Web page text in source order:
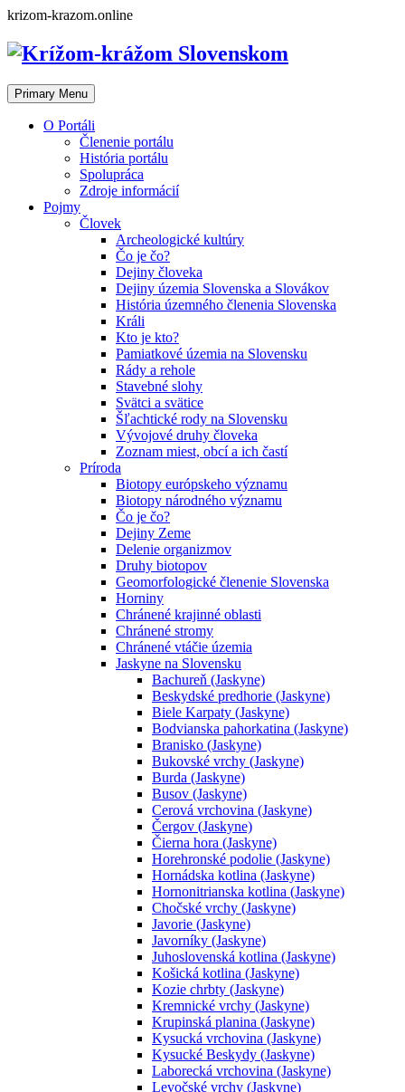
Skip
content
krizom-krazom.online
Primary Menu
O Portáli
Členenie portálu
História portálu
Spolupráca
Zdroje informácií
Pojmy
Človek
Archeologické kultúry
Čo je čo?
Dejiny človeka
Dejiny územia Slovenska a Slovákov
História územného členenia Slovenska
Králi
Kto je kto?
Pamiatkové územia na Slovensku
Rády a rehole
Stavebné slohy
Svätci a svätice
Šľachtické rody na Slovensku
Vývojové druhy človeka
Zoznam miest, obcí a ich častí
Príroda
Biotopy európskeho významu
Biotopy národného významu
Čo je čo?
Dejiny Zeme
Delenie organizmov
Druhy biotopov
Geomorfologické členenie Slovenska
Horniny
Chránené krajinné oblasti
Chránené stromy
Chránené vtáčie územia
Jaskyne na Slovensku
Bachureň (Jaskyne)
Beskydské predhorie (Jaskyne)
Biele Karpaty (Jaskyne)
Bodvianska pahorkatina (Jaskyne)
Branisko (Jaskyne)
Bukovské vrchy (Jaskyne)
Burda (Jaskyne)
Busov (Jaskyne)
Cerová vrchovina (Jaskyne)
Čergov (Jaskyne)
Čierna hora (Jaskyne)
Horehronské podolie (Jaskyne)
Hornádska kotlina (Jaskyne)
Hornonitrianska kotlina (Jaskyne)
Chočské vrchy (Jaskyne)
Javorie (Jaskyne)
Javorníky (Jaskyne)
Juhoslovenská kotlina (Jaskyne)
Košická kotlina (Jaskyne)
Kozie chrbty (Jaskyne)
Kremnické vrchy (Jaskyne)
Krupinská planina (Jaskyne)
Kysucká vrchovina (Jaskyne)
Kysucké Beskydy (Jaskyne)
Laborecká vrchovina (Jaskyne)
Levočské vrchy (Jaskyne)